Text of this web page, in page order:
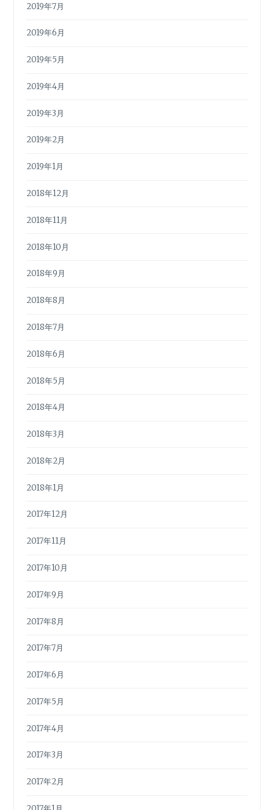
2019年7月
2019年6月
2019年5月
2019年4月
2019年3月
2019年2月
2019年1月
2018年12月
2018年11月
2018年10月
2018年9月
2018年8月
2018年7月
2018年6月
2018年5月
2018年4月
2018年3月
2018年2月
2018年1月
2017年12月
2017年11月
2017年10月
2017年9月
2017年8月
2017年7月
2017年6月
2017年5月
2017年4月
2017年3月
2017年2月